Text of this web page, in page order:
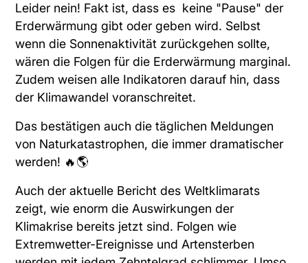
Leider nein! Fakt ist, dass es keine "Pause" der
Erderwärmung gibt oder geben wird. Selbst
wenn die Sonnenaktivität zurückgehen sollte,
wären die Folgen für die Erderwärmung marginal.
Zudem weisen alle Indikatoren darauf hin, dass
der Klimawandel voranschreitet.
Das bestätigen auch die täglichen Meldungen
von Naturkatastrophen, die immer dramatischer
werden! 🔥🌎
Auch der aktuelle Bericht des Weltklimarats
zeigt, wie enorm die Auswirkungen der
Klimakrise bereits jetzt sind. Folgen wie
Extremwetter-Ereignisse und Artensterben